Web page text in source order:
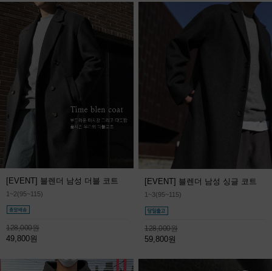
[EVENT] 블렌더 남성 더블 코트
1~2(95~115)
128,000원
49,800원
[EVENT] 블렌더 남성 싱글 코트
1~3(95~115)
128,000원
59,800원